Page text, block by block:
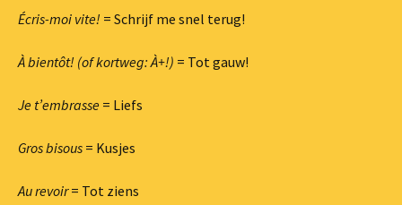
Écris-moi vite! = Schrijf me snel terug!
À bientôt! (of kortweg: À+!) = Tot gauw!
Je t’embrasse = Liefs
Gros bisous = Kusjes
Au revoir= Tot ziens